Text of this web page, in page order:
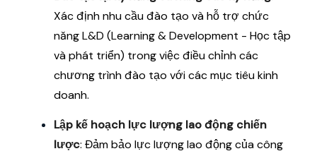
Xác định nhu cầu đào tạo và hỗ trợ chức
năng L&D (Learning & Development - Học tập
và phát triển) trong việc điều chỉnh các
chương trình đào tạo với các mục tiêu kinh
doanh.
Lập kế hoạch lực lượng lao động chiến
lược: Đảm bảo lực lượng lao động của công